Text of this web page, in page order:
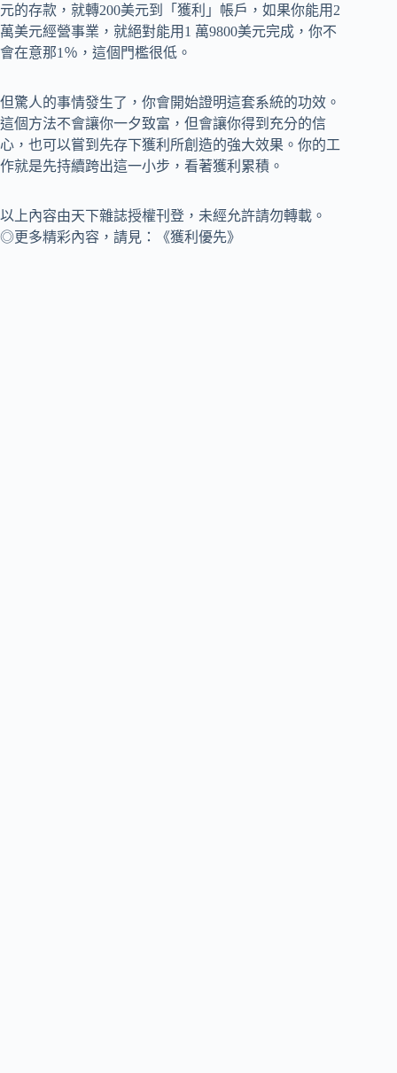
元的存款，就轉200美元到「獲利」帳戶，如果你能用2
萬美元經營事業，就絕對能用1 萬9800美元完成，你不
會在意那1％，這個門檻很低。
但驚人的事情發生了，你會開始證明這套系統的功效。
這個方法不會讓你一夕致富，但會讓你得到充分的信
心，也可以嘗到先存下獲利所創造的強大效果。你的工
作就是先持續跨出這一小步，看著獲利累積。
以上內容由天下雜誌授權刊登，未經允許請勿轉載。
◎更多精彩內容，請見：《獲利優先》